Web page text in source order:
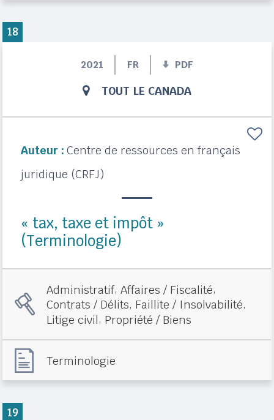
2021 FR PDF
TOUT LE CANADA
Auteur : Centre de ressources en français
juridique (CRFJ)
« tax, taxe et impôt »
(Terminologie)
Administratif, Affaires / Fiscalité,
Contrats / Délits, Faillite / Insolvabilité,
Litige civil, Propriété / Biens
Terminologie
18
19